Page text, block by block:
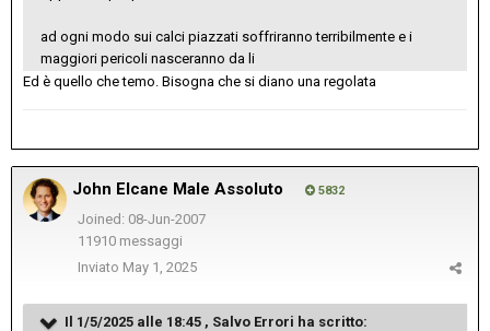
ad ogni modo sui calci piazzati soffriranno terribilmente e i
maggiori pericoli nasceranno da li
Ed è quello che temo. Bisogna che si diano una regolata
John Elcane Male Assoluto 5832
Joined: 08-Jun-2007
11910 messaggi
Inviato May 1, 2025
Il 1/5/2025 alle 18:45 , Salvo Errori ha scritto: